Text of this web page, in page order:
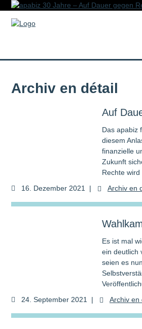
Archiv en dé­tail
Auf
Das apabiz
diesem
finanzielle
Zukunft
Rechte wird
16. Dezember 2021
| Archiv en
Es ist mal
ein deutlich
seien es
24. September 2021
| Archiv en